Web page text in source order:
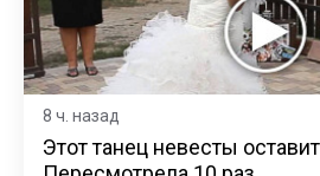
8 ч. назад
Этот танец невесты